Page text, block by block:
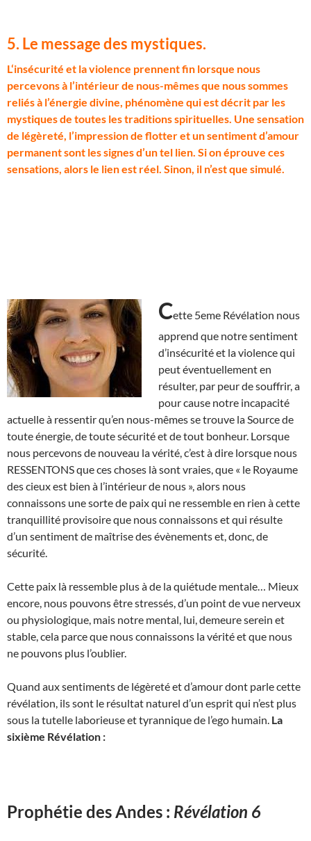
5. Le message des mystiques.
L‘insécurité et la violence prennent fin lorsque nous
percevons à l’intérieur de nous-mêmes que nous sommes
reliés à l’énergie divine, phénomène qui est décrit par les
mystiques de toutes les traditions spirituelles. Une sensation
de légèreté, l’impression de flotter et un sentiment d’amour
permanent sont les signes d’un tel lien. Si on éprouve ces
sensations, alors le lien est réel. Sinon, il n’est que simulé.
Cette 5eme Révélation nous
apprend que notre sentiment
d’insécurité et la violence qui
peut éventuellement en
résulter, par peur de souffrir, a
pour cause notre incapacité
actuelle à ressentir qu’en nous-mêmes se trouve la Source de
toute énergie, de toute sécurité et de tout bonheur. Lorsque
nous percevons de nouveau la vérité, c’est à dire lorsque nous
RESSENTONS que ces choses là sont vraies, que « le Royaume
des cieux est bien à l’intérieur de nous », alors nous
connaissons une sorte de paix qui ne ressemble en rien à cette
tranquillité provisoire que nous connaissons et qui résulte
d’un sentiment de maîtrise des évènements et, donc, de
sécurité.
Cette paix là ressemble plus à de la quiétude mentale… Mieux
encore, nous pouvons être stressés, d’un point de vue nerveux
ou physiologique, mais notre mental, lui, demeure serein et
stable, cela parce que nous connaissons la vérité et que nous
ne pouvons plus l’oublier.
Quand aux sentiments de légèreté et d’amour dont parle cette
révélation, ils sont le résultat naturel d’un esprit qui n’est plus
sous la tutelle laborieuse et tyrannique de l’ego humain. La
sixième Révélation :
Prophétie des Andes : Révélation 6